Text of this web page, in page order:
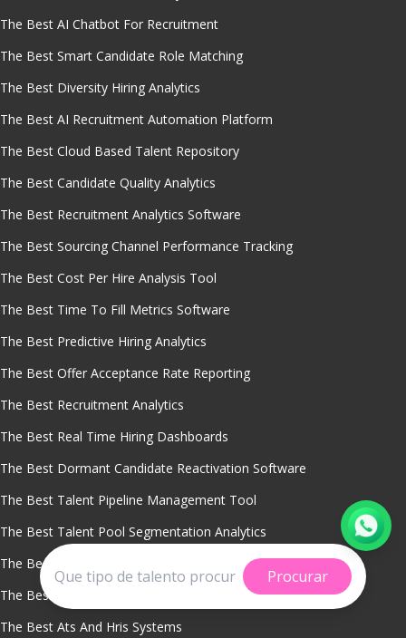
Procurar
The Best AI Chatbot For Recruitment
The Best Smart Candidate Role Matching
The Best Diversity Hiring Analytics
The Best AI Recruitment Automation Platform
The Best Cloud Based Talent Repository
The Best Candidate Quality Analytics
The Best Recruitment Analytics Software
The Best Sourcing Channel Performance Tracking
The Best Cost Per Hire Analysis Tool
The Best Time To Fill Metrics Software
The Best Predictive Hiring Analytics
The Best Offer Acceptance Rate Reporting
The Best Recruitment Analytics
The Best Real Time Hiring Dashboards
The Best Dormant Candidate Reactivation Software
The Best Talent Pipeline Management Tool
The Best Talent Pool Segmentation Analytics
The Best Workforce Planning With Talent Pools
The Best Recruitment Crm System
The Best Ats And Hris Systems